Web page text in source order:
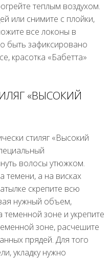
теплым воздухом.
или снимите с плойки,
все локоны в
быть зафиксировано
красотка «Бабетта»
«ВЫСОКИЙ
стиляг «Высокий
волосы утюжком.
темени, а на висках
скрепите всю
нужный объем,
теменной зоне и укрепите
зоне, расчешите
прядей. Для того
укладку нужно